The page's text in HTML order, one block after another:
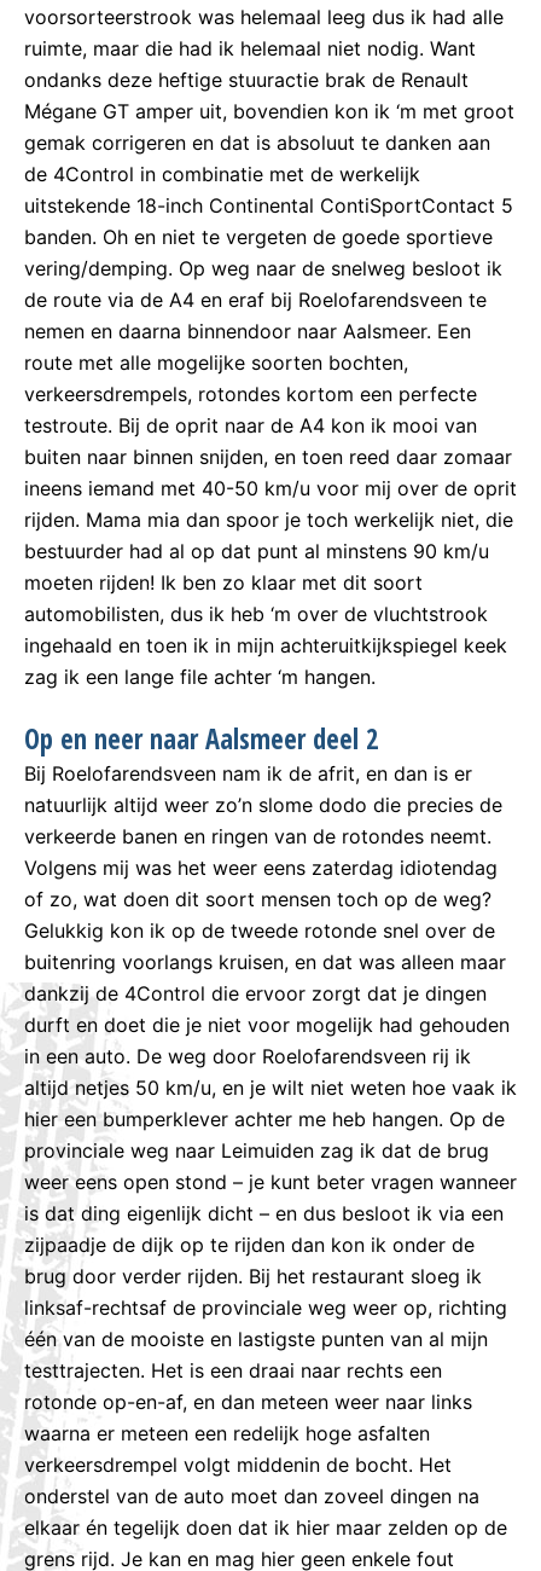
voorsorteerstrook was helemaal leeg dus ik had alle
ruimte, maar die had ik helemaal niet nodig. Want
ondanks deze heftige stuuractie brak de Renault
Mégane GT amper uit, bovendien kon ik ‘m met groot
gemak corrigeren en dat is absoluut te danken aan
de 4Control in combinatie met de werkelijk
uitstekende 18-inch Continental ContiSportContact 5
banden. Oh en niet te vergeten de goede sportieve
vering/demping. Op weg naar de snelweg besloot ik
de route via de A4 en eraf bij Roelofarendsveen te
nemen en daarna binnendoor naar Aalsmeer. Een
route met alle mogelijke soorten bochten,
verkeersdrempels, rotondes kortom een perfecte
testroute. Bij de oprit naar de A4 kon ik mooi van
buiten naar binnen snijden, en toen reed daar zomaar
ineens iemand met 40-50 km/u voor mij over de oprit
rijden. Mama mia dan spoor je toch werkelijk niet, die
bestuurder had al op dat punt al minstens 90 km/u
moeten rijden! Ik ben zo klaar met dit soort
automobilisten, dus ik heb ‘m over de vluchtstrook
ingehaald en toen ik in mijn achteruitkijkspiegel keek
zag ik een lange file achter ‘m hangen.
Op en neer naar Aalsmeer deel 2
Bij Roelofarendsveen nam ik de afrit, en dan is er
natuurlijk altijd weer zo’n slome dodo die precies de
verkeerde banen en ringen van de rotondes neemt.
Volgens mij was het weer eens zaterdag idiotendag
of zo, wat doen dit soort mensen toch op de weg?
Gelukkig kon ik op de tweede rotonde snel over de
buitenring voorlangs kruisen, en dat was alleen maar
dankzij de 4Control die ervoor zorgt dat je dingen
durft en doet die je niet voor mogelijk had gehouden
in een auto. De weg door Roelofarendsveen rij ik
altijd netjes 50 km/u, en je wilt niet weten hoe vaak ik
hier een bumperklever achter me heb hangen. Op de
provinciale weg naar Leimuiden zag ik dat de brug
weer eens open stond – je kunt beter vragen wanneer
is dat ding eigenlijk dicht – en dus besloot ik via een
zijpaadje de dijk op te rijden dan kon ik onder de
brug door verder rijden. Bij het restaurant sloeg ik
linksaf-rechtsaf de provinciale weg weer op, richting
één van de mooiste en lastigste punten van al mijn
testtrajecten. Het is een draai naar rechts een
rotonde op-en-af, en dan meteen weer naar links
waarna er meteen een redelijk hoge asfalten
verkeersdrempel volgt middenin de bocht. Het
onderstel van de auto moet dan zoveel dingen na
elkaar én tegelijk doen dat ik hier maar zelden op de
grens rijd. Je kan en mag hier geen enkele fout